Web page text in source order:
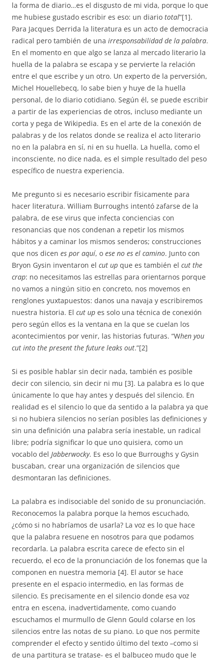
la forma de diario…es el disgusto de mi vida, porque lo que
me hubiese gustado escribir es eso: un diario total”[1].
Para Jacques Derrida la literatura es un acto de democracia
radical pero también de una irresponsabilidad de la palabra.
En el momento en que algo se lanza al mercado literario la
huella de la palabra se escapa y se pervierte la relación
entre el que escribe y un otro. Un experto de la perversión,
Michel Houellebecq, lo sabe bien y huye de la huella
personal, de lo diario cotidiano. Según él, se puede escribir
a partir de las experiencias de otros, incluso mediante un
corta y pega de Wikipedia. Es en el arte de la conexión de
palabras y de los relatos donde se realiza el acto literario
no en la palabra en sí, ni en su huella. La huella, como el
inconsciente, no dice nada, es el simple resultado del peso
específico de nuestra experiencia.
Me pregunto si es necesario escribir físicamente para
hacer literatura. William Burroughs intentó zafarse de la
palabra, de ese virus que infecta conciencias con
resonancias que nos condenan a repetir los mismos
hábitos y a caminar los mismos senderos; construcciones
que nos dicen es por aquí, o ese no es el camino. Junto con
Bryon Gysin inventaron el cut up que es también el cut the
crap: no necesitamos las estrellas para orientarnos porque
no vamos a ningún sitio en concreto, nos movemos en
renglones yuxtapuestos: danos una navaja y escribiremos
nuestra historia. El cut up es solo una técnica de conexión
pero según ellos es la ventana en la que se cuelan los
acontecimientos por venir, las historias futuras. “When you
cut into the present the future leaks out.”[2]
Si es posible hablar sin decir nada, también es posible
decir con silencio, sin decir ni mu [3]. La palabra es lo que
únicamente lo que hay antes y después del silencio. En
realidad es el silencio lo que da sentido a la palabra ya que
si no hubiera silencios no serían posibles las definiciones y
sin una definición una palabra sería inestable, un radical
libre; podría significar lo que uno quisiera, como un
vocablo del Jabberwocky. Es eso lo que Burroughs y Gysin
buscaban, crear una organización de silencios que
desmontaran las definiciones.
La palabra es indisociable del sonido de su pronunciación.
Reconocemos la palabra porque la hemos escuchado,
¿cómo si no habríamos de usarla? La voz es lo que hace
que la palabra resuene en nosotros para que podamos
recordarla. La palabra escrita carece de efecto sin el
recuerdo, el eco de la pronunciación de los fonemas que la
componen en nuestra memoria [4]. El autor se hace
presente en el espacio intermedio, en las formas de
silencio. Es precisamente en el silencio donde esa voz
entra en escena, inadvertidamente, como cuando
escuchamos el murmullo de Glenn Gould colarse en los
silencios entre las notas de su piano. Lo que nos permite
comprender el efecto y sentido último del texto –como si
de una partitura se tratase- es el balbuceo mudo que le